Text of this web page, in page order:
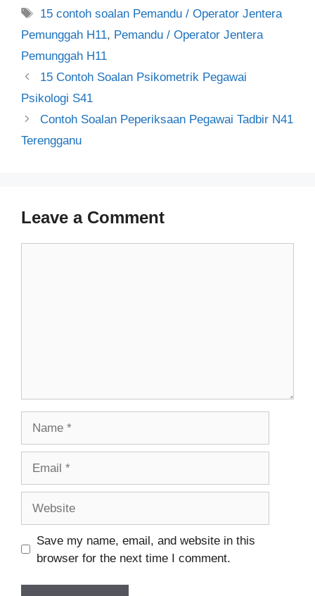
Tags
15 contoh soalan Pemandu / Operator Jentera
Pemunggah H11, Pemandu / Operator Jentera
Pemunggah H11
Post
navigation
15 Contoh Soalan Psikometrik Pegawai
Psikologi S41
Contoh Soalan Peperiksaan Pegawai Tadbir N41
Terengganu
Leave a Comment
Save my name, email, and website in this
browser for the next time I comment.